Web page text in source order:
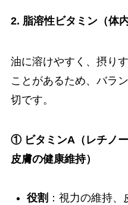
2. 脂溶性ビタミン（体
油に溶けやすく、摂り
ことがあるため、バラ
切です。
① ビタミンA（レチノ
皮膚の健康維持）
役割 ：視力の維持